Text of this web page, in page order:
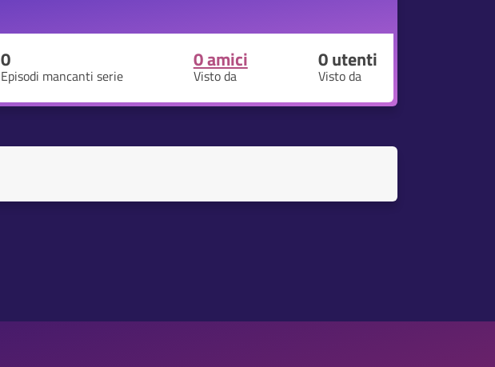
0
Episodi mancanti serie
0 amici
Visto da
0utenti
Visto da